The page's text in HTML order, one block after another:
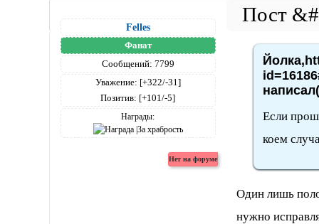
Felles
Фанат
Сообщений: 7799
Уважение: [+322/-31]
Позитив: [+101/-5]
Награды:
Если
коем
Один лишь
нужно